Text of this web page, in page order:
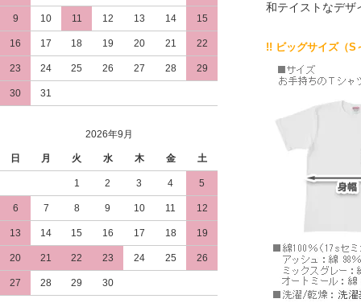
9 10 11 12 13 14 15
16 17 18 19 20 21 22
23 24 25 26 27 28 29
30 31
2026年9月
日 月 火 水 木 金 土
1 2 3 4 5
6 7 8 9 10 11 12
13 14 15 16 17 18 19
20 21 22 23 24 25 26
27 28 29 30
和テイストなデザ
!! ビッグサイズ（S